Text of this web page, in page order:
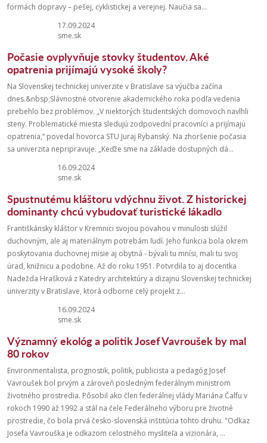
formách dopravy – pešej, cyklistickej a verejnej. Naučia sa...
17.09.2024
sme.sk
Počasie ovplyvňuje stovky študentov. Aké
opatrenia prijímajú vysoké školy?
Na Slovenskej technickej univerzite v Bratislave sa výučba začína
dnes.&nbsp;Slávnostné otvorenie akademického roka podľa vedenia
prebehlo bez problémov. „V niektorých študentských domovoch navlhli
steny. Problematické miesta sledujú zodpovední pracovníci a prijímajú
opatrenia,“ povedal hovorca STU Juraj Rybanský. Na zhoršenie počasia
sa univerzita nepripravuje. „Keďže sme na základe dostupných dá...
16.09.2024
sme.sk
Spustnutému kláštoru vdýchnu život. Z historickej
dominanty chcú vybudovať turistické lákadlo
Františkánsky kláštor v Kremnici svojou povahou v minulosti slúžil
duchovným, ale aj materiálnym potrebám ľudí. Jeho funkcia bola okrem
poskytovania duchovnej misie aj obytná - bývali tu mnísi, mali tu svoj
úrad, knižnicu a podobne. Až do roku 1951. Potvrdila to aj docentka
Nadežda Hrašková z Katedry architektúry a dizajnu Slovenskej technickej
univerzity v Bratislave, ktorá odborne celý projekt z...
16.09.2024
sme.sk
Významný ekológ a politik Josef Vavroušek by mal
80 rokov
Environmentalista, prognostik, politik, publicista a pedagóg Josef
Vavroušek bol prvým a zároveň posledným federálnym ministrom
životného prostredia. Pôsobil ako člen federálnej vlády Mariána Čalfu v
rokoch 1990 až 1992 a stál na čele Federálneho výboru pre životné
prostredie, čo bola prvá česko-slovenská inštitúcia tohto druhu. "Odkaz
Josefa Vavrouška je odkazom celostného mysliteľa a vizionára, ...